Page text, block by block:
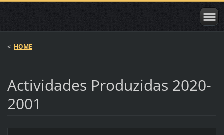
< HOME
Actividades Produzidas 2020-
2001